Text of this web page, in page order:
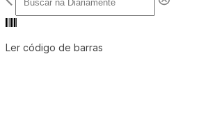
Ler código de barras